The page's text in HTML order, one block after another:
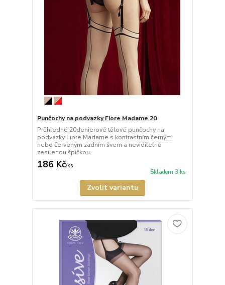
Punčochy na podvazky Fiore Madame 20
Průhledné 20denierové tělové punčochy na
podvazky Fiore Madame s kontrastním černým
nebo červeným zadním švem a neviditelně
zesílenou špičkou.
186 Kč/ks
Skladem 3 ks
Zvolit variantu